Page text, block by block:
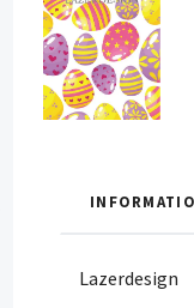
Lazerdesign